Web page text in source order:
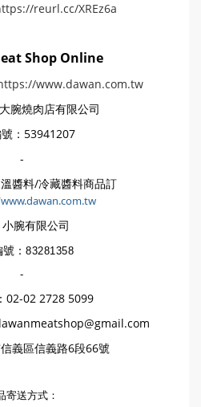
reurl.cc/XREz6a
Shop Online
www.dawan.com.tw
腕燒肉店有限公司
：53941207
-
醬料/冷藏醬料商品訂
腕有限公司
： 83281358
-
02-02 2728 5099
義區信義路6段66號
寄送方式：